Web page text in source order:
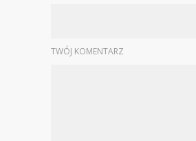
TWÓJ KOMENTARZ